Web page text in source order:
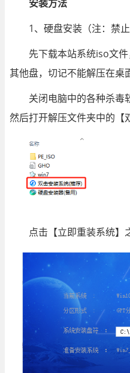
安装方法
1、硬盘安装（注：禁止
先下载本站系统iso文件
其他盘，切记不能解压在桌
关闭电脑中的各种杀毒软
然后打开解压文件夹中的【
点击【立即重装系统】之